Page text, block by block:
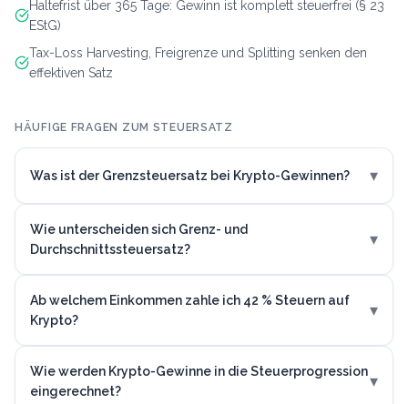
Haltefrist über 365 Tage: Gewinn ist komplett steuerfrei (§ 23
EStG)
Tax-Loss Harvesting, Freigrenze und Splitting senken den
effektiven Satz
HÄUFIGE FRAGEN ZUM STEUERSATZ
Was ist der Grenzsteuersatz bei Krypto-Gewinnen? ▾
Wie unterscheiden sich Grenz- und
Durchschnittssteuersatz?
▾
Ab welchem Einkommen zahle ich 42 % Steuern auf
Krypto?
▾
Wie werden Krypto-Gewinne in die Steuerprogression
eingerechnet?
▾